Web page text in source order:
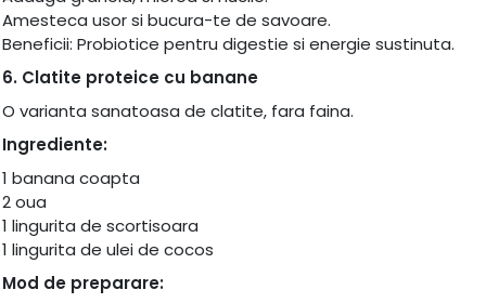
Amesteca usor si bucura-te de savoare.
Beneficii: Probiotice pentru digestie si energie sustinuta.
6. Clatite proteice cu banane
O varianta sanatoasa de clatite, fara faina.
Ingrediente:
1 banana coapta
2 oua
1 lingurita de scortisoara
1 lingurita de ulei de cocos
Mod de preparare: